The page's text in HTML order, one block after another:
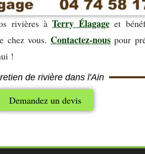
rivières àTerry Élagageet
chez vous. Contactez-nous pour
!
de rivière dans l'Ain
Demandez un devis